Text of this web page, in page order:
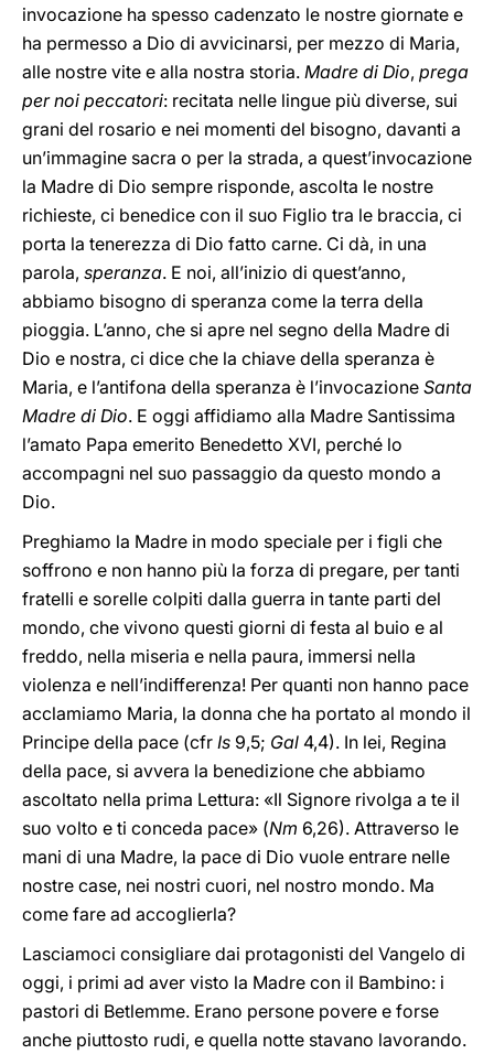
invocazione ha spesso cadenzato le nostre giornate e
ha permesso a Dio di avvicinarsi, per mezzo di Maria,
alle nostre vite e alla nostra storia. Madre di Dio, prega
per noi peccatori: recitata nelle lingue più diverse, sui
grani del rosario e nei momenti del bisogno, davanti a
un’immagine sacra o per la strada, a quest’invocazione
la Madre di Dio sempre risponde, ascolta le nostre
richieste, ci benedice con il suo Figlio tra le braccia, ci
porta la tenerezza di Dio fatto carne. Ci dà, in una
parola, speranza. E noi, all’inizio di quest’anno,
abbiamo bisogno di speranza come la terra della
pioggia. L’anno, che si apre nel segno della Madre di
Dio e nostra, ci dice che la chiave della speranza è
Maria, e l’antifona della speranza è l’invocazione Santa
Madre di Dio. E oggi affidiamo alla Madre Santissima
l’amato Papa emerito Benedetto XVI, perché lo
accompagni nel suo passaggio da questo mondo a
Dio.
Preghiamo la Madre in modo speciale per i figli che
soffrono e non hanno più la forza di pregare, per tanti
fratelli e sorelle colpiti dalla guerra in tante parti del
mondo, che vivono questi giorni di festa al buio e al
freddo, nella miseria e nella paura, immersi nella
violenza e nell’indifferenza! Per quanti non hanno pace
acclamiamo Maria, la donna che ha portato al mondo il
Principe della pace (cfr Is 9,5; Gal 4,4). In lei, Regina
della pace, si avvera la benedizione che abbiamo
ascoltato nella prima Lettura: «Il Signore rivolga a te il
suo volto e ti conceda pace» (Nm 6,26). Attraverso le
mani di una Madre, la pace di Dio vuole entrare nelle
nostre case, nei nostri cuori, nel nostro mondo. Ma
come fare ad accoglierla?
Lasciamoci consigliare dai protagonisti del Vangelo di
oggi, i primi ad aver visto la Madre con il Bambino: i
pastori di Betlemme. Erano persone povere e forse
anche piuttosto rudi, e quella notte stavano lavorando.